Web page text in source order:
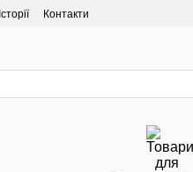
Історії Контакти